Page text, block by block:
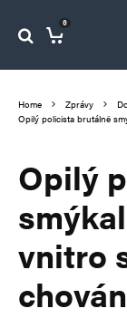
0
Home Zprávy
Opilý policista brutálně
Opilý
vnitro